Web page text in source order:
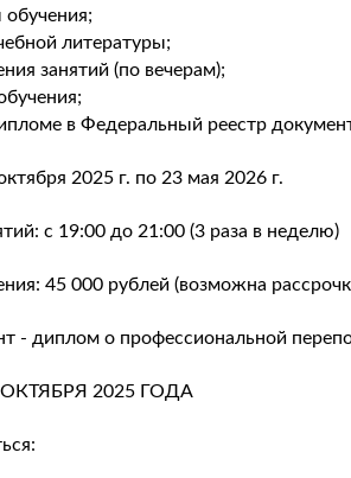
обучения;
литературы;
занятий (по вечерам);
в Федеральный реестр
2025 г. по 23 мая 2026 г.
с 19:00 до 21:00 (3 раза в неделю)
45 000 рублей (возможна
- диплом о профессиональной
2025 ГОДА